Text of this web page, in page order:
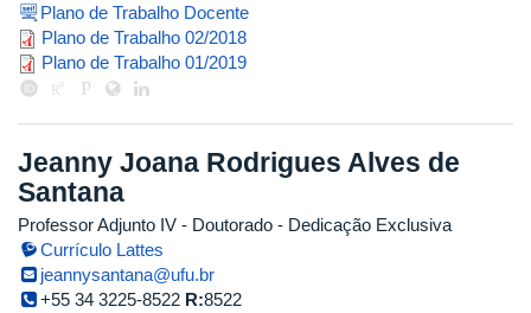
Plano de Trabalho Docente
Plano de Trabalho 02/2018
Plano de Trabalho 01/2019
Jeanny Joana Rodrigues Alves de
Santana
Professor Adjunto IV - Doutorado - Dedicação Exclusiva
Currículo Lattes
jeannysantana@ufu.br
+55 34 3225-8522 R:8522